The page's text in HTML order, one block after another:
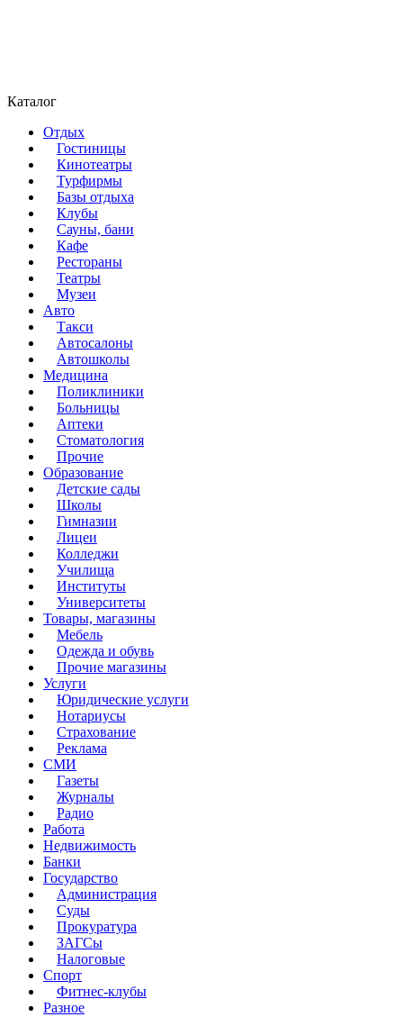
Каталог
Отдых
Гостиницы
Кинотеатры
Турфирмы
Базы отдыха
Клубы
Сауны, бани
Кафе
Рестораны
Театры
Музеи
Авто
Такси
Автосалоны
Автошколы
Медицина
Поликлиники
Больницы
Аптеки
Стоматология
Прочие
Образование
Детские сады
Школы
Гимназии
Лицеи
Колледжи
Училища
Институты
Университеты
Товары, магазины
Мебель
Одежда и обувь
Прочие магазины
Услуги
Юридические услуги
Нотариусы
Страхование
Реклама
СМИ
Газеты
Журналы
Радио
Работа
Недвижимость
Банки
Государство
Администрация
Суды
Прокуратура
ЗАГСы
Налоговые
Спорт
Фитнес-клубы
Разное